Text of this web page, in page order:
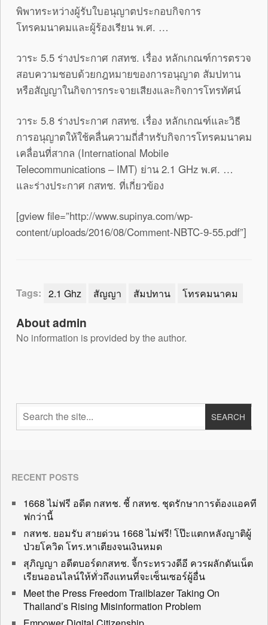
พิพาทระหว่างผู้รับใบอนุญาตประกอบกิจการ
โทรคมนาคมและผู้ร้องเรียน พ.ศ. …
วาระ 5.5 ร่างประกาศ กสทช. เรื่อง หลักเกณฑ์การตรวจ
สอบความชอบด้วยกฎหมายของการอนุญาต สัมปทาน
หรือสัญญาในกิจการกระจายเสียงและกิจการโทรทัศน์
วาระ 5.8 ร่างประกาศ กสทช. เรื่อง หลักเกณฑ์และวิธี
การอนุญาตให้ใช้คลื่นความถี่สำหรับกิจการโทรคมนาคม
เคลื่อนที่สากล (International Mobile
Telecommunications – IMT) ย่าน 2.1 GHz พ.ศ. …
และร่างประกาศ กสทช. ที่เกี่ยวข้อง
[gview file=”http://www.supinya.com/wp-
content/uploads/2016/08/Comment-NBTC-9-55.pdf”]
Tags: 2.1 Ghz สัญญา สัมปทาน โทรคมนาคม
About admin
No information is provided by the author.
RECENT POSTS
1668 ไม่ฟรี อดีต กสทช. ชี้ กสทช. ชุดรักษาการต้องแอคที
ฟกว่านี้
กสทช. ยอมรับ สายด่วน 1668 ไม่ฟรี! โป๊ะแตกหลังญาติผู้
ป่วยโควิด โทร.หาเตียงจนเงินหมด
สุภิญญา อดีตบอร์ดกสทช. จี้กระทรวงดีอี ควรผลักดันเน็ต
เรียนออนไลน์ให้ทั่วถึงแทนที่จะเซ็นเซอร์ผู้อื่น
Meet the Press Freedom Trailblazer Taking On
Thailand’s Rising Misinformation Problem